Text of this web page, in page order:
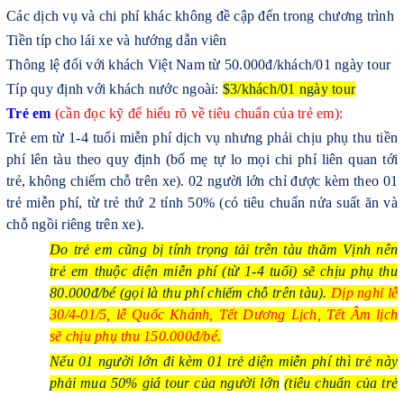
Các dịch vụ và chi phí khác không đề cập đến trong chương trình
Tiền típ cho lái xe và hướng dẫn viên
Thông lệ đối với khách Việt Nam từ 50.000đ/khách/01 ngày tour
Típ quy định với khách nước ngoài: $3/khách/01 ngày tour
Trẻ em (cần đọc kỹ để hiểu rõ về tiêu chuẩn của trẻ em):
Trẻ em từ 1-4 tuổi miễn phí dịch vụ nhưng phải chịu phụ thu tiền
phí lên tàu theo quy định (bố mẹ tự lo mọi chi phí liên quan tới
trẻ, không chiếm chỗ trên xe). 02 người lớn chỉ được kèm theo 01
trẻ miễn phí, từ trẻ thứ 2 tính 50% (có tiêu chuẩn nửa suất ăn và
chỗ ngồi riêng trên xe).
Do trẻ em cũng bị tính trọng tải trên tàu thăm Vịnh nên
trẻ em thuộc diện miễn phí (từ 1-4 tuổi) sẽ chịu phụ thu
80.000đ/bé (gọi là thu phí chiếm chỗ trên tàu). Dịp nghỉ lễ
30/4-01/5, lễ Quốc Khánh, Tết Dương Lịch, Tết Âm lịch
sẽ chịu phụ thu 150.000đ/bé.
Nếu 01 người lớn đi kèm 01 trẻ diện miễn phí thì trẻ này
phải mua 50% giá tour của người lớn (tiêu chuẩn của trẻ